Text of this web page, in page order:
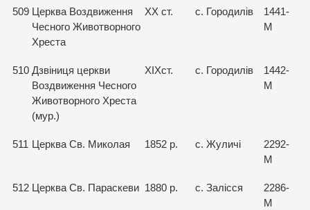
509 Церква Воздвиження
Чесного Животворного
Хреста
XX ст. с. Городилів
1441-
М
510 Дзвіниця церкви
Воздвиження Чесного
Животворного Хреста
(мур.)
ХІХст. с. Городилів
1442-
М
511 Церква Св. Миколая 1852 р. с. Жуличі
2292-
М
512 Церква Св. Параскеви 1880 р. с. Залісся
2286-
М